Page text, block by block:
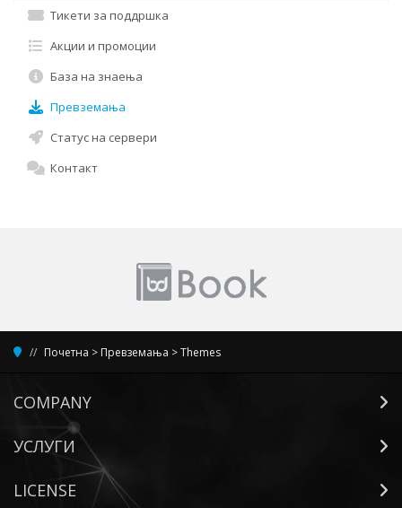
Тикети за поддршка
Акции и промоции
База на знаења
Превземања
Статус на сервери
Контакт
Почетна > Превземања >Themes
COMPANY
УСЛУГИ
LICENSE